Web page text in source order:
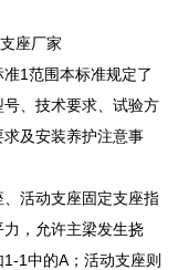
座厂家
1范围本标准规定了
、技术要求、试验方
及安装养护注意事
活动支座固定支座指
，允许主梁发生挠
1中的A；活动支座则